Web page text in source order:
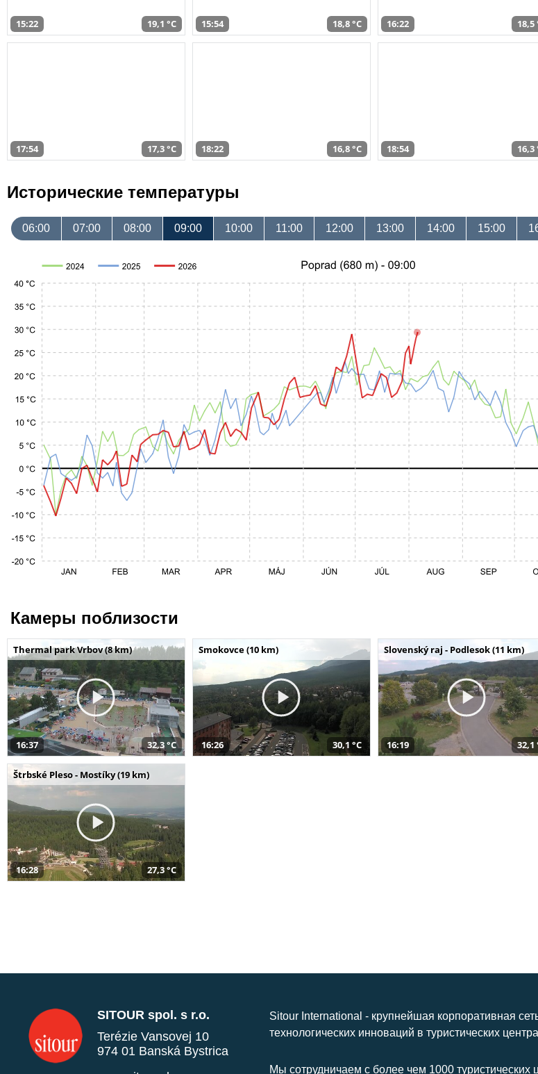
15:22 19,1 °C 15:54 18,8 °C 16:22 18,5
17:54 17,3 °C 18:22 16,8 °C 18:54 16,3
Исторические температуры
06:00 07:00 08:00 09:00 10:00 11:00 12:00 13:00 14:00 15:00
Камеры поблизости
Thermal park Vrbov (8 km)
16:37 32,3 °C
Smokovce (10 km)
16:26 30,1 °C
Slovenský raj - Podlesok (11 km)
16:19 32,1
Štrbské Pleso - Mostíky (19 km)
16:28 27,3 °C
SITOUR spol. s r.o.
Terézie Vansovej 10
974 01 Banská Bystrica
Sitour International - крупнейшая корпоративная
технологических инноваций в туристических
Мы сотрудничаем с более чем 1000 туристических